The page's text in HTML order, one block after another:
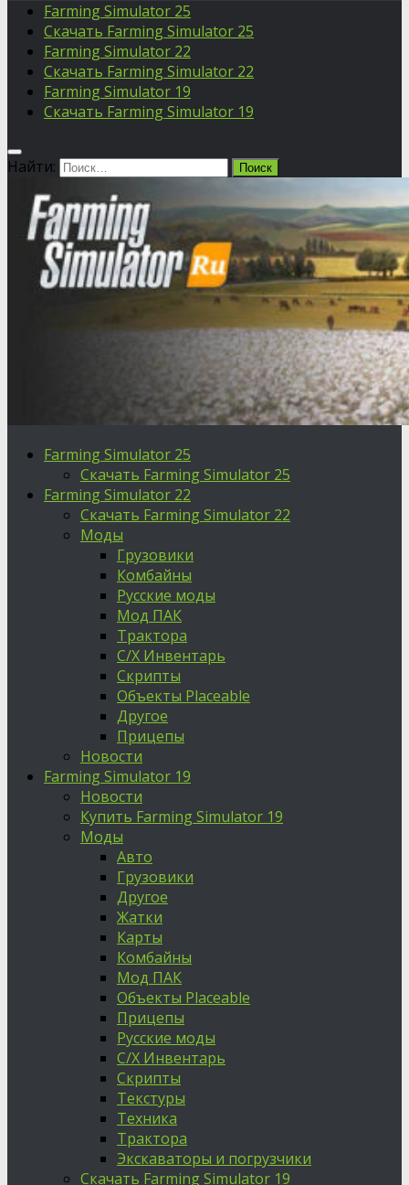
Farming Simulator 25
Скачать Farming Simulator 25
Farming Simulator 22
Скачать Farming Simulator 22
Farming Simulator 19
Скачать Farming Simulator 19
Найти:
Farming Simulator 25
Скачать Farming Simulator 25
Farming Simulator 22
Скачать Farming Simulator 22
Моды
Грузовики
Комбайны
Русские моды
Мод ПАК
Трактора
С/Х Инвентарь
Скрипты
Объекты Placeable
Другое
Прицепы
Новости
Farming Simulator 19
Новости
Купить Farming Simulator 19
Моды
Авто
Грузовики
Другое
Жатки
Карты
Комбайны
Мод ПАК
Объекты Placeable
Прицепы
Русские моды
С/Х Инвентарь
Скрипты
Текстуры
Техника
Трактора
Экскаваторы и погрузчики
Скачать Farming Simulator 19